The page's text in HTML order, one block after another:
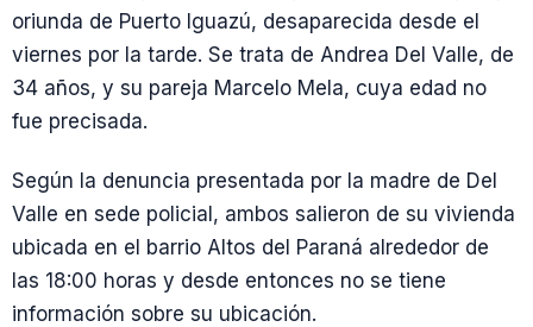
oriunda de Puerto Iguazú, desaparecida desde el
viernes por la tarde. Se trata de Andrea Del Valle, de
34 años, y su pareja Marcelo Mela, cuya edad no
fue precisada.
Según la denuncia presentada por la madre de Del
Valle en sede policial, ambos salieron de su vivienda
ubicada en el barrio Altos del Paraná alrededor de
las 18:00 horas y desde entonces no se tiene
información sobre su ubicación.